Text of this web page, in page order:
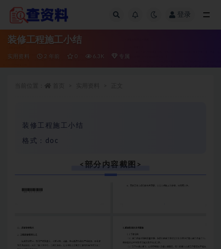
登录
装修工程施工小结
实用资料 2 年前 0 6.3K 专属
装修工程施工小结
格式：doc
<部分内容截图>